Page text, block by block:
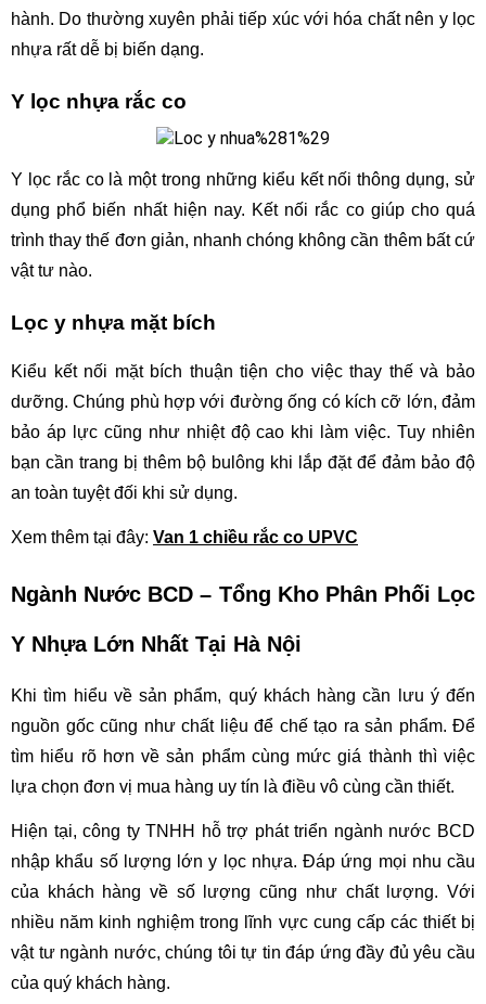
hành. Do thường xuyên phải tiếp xúc với hóa chất nên y lọc
nhựa rất dễ bị biến dạng.
Y lọc nhựa rắc co
Y lọc rắc co là một trong những kiểu kết nối thông dụng, sử
dụng phổ biến nhất hiện nay. Kết nối rắc co giúp cho quá
trình thay thế đơn giản, nhanh chóng không cần thêm bất cứ
vật tư nào.
Lọc y nhựa mặt bích
Kiểu kết nối mặt bích thuận tiện cho việc thay thế và bảo
dưỡng. Chúng phù hợp với đường ống có kích cỡ lớn, đảm
bảo áp lực cũng như nhiệt độ cao khi làm việc. Tuy nhiên
bạn cần trang bị thêm bộ bulông khi lắp đặt để đảm bảo độ
an toàn tuyệt đối khi sử dụng.
Xem thêm tại đây: Van 1 chiều rắc co UPVC
Ngành Nước BCD – Tổng Kho Phân Phối Lọc
Y Nhựa Lớn Nhất Tại Hà Nội
Khi tìm hiểu về sản phẩm, quý khách hàng cần lưu ý đến
nguồn gốc cũng như chất liệu để chế tạo ra sản phẩm. Để
tìm hiểu rõ hơn về sản phẩm cùng mức giá thành thì việc
lựa chọn đơn vị mua hàng uy tín là điều vô cùng cần thiết.
Hiện tại, công ty TNHH hỗ trợ phát triển ngành nước BCD
nhập khẩu số lượng lớn y lọc nhựa. Đáp ứng mọi nhu cầu
của khách hàng về số lượng cũng như chất lượng. Với
nhiều năm kinh nghiệm trong lĩnh vực cung cấp các thiết bị
vật tư ngành nước, chúng tôi tự tin đáp ứng đầy đủ yêu cầu
của quý khách hàng.